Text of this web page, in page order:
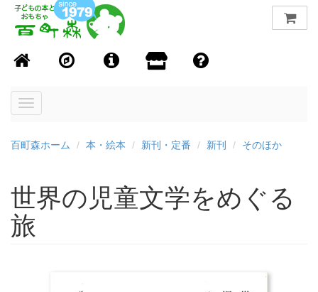
Toggle
百町森ホーム 本・絵本 新刊・定番 新刊 そのほか
世界の児童文学をめぐる
旅